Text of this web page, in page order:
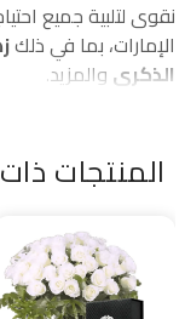
نقوى لتلبية جميع
الإمارات، بما في ذلك
الذكرى والمزيد.
المنتجات